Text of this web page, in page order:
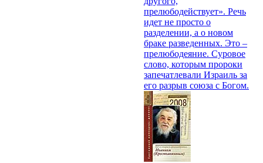
прелюбодействует». Речь
идет не просто о
разделении, а о новом
браке разведенных. Это –
прелюбодеяние. Суровое
слово, которым пророки
запечатлевали Израиль за
его разрыв союза с Богом.